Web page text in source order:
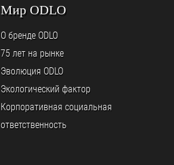
Мир ODLO
О бренде ODLO
75 лет на рынке
Эволюция ODLO
Экологический фактор
Корпоративная социальная
ответственность